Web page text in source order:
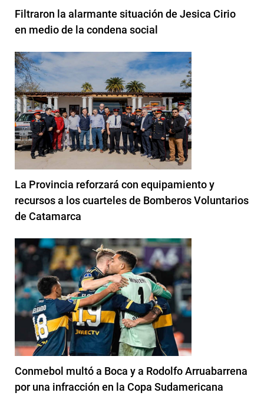
Filtraron la alarmante situación de Jesica Cirio
en medio de la condena social
La Provincia reforzará con equipamiento y
recursos a los cuarteles de Bomberos Voluntarios
de Catamarca
Conmebol multó a Boca y a Rodolfo Arruabarrena
por una infracción en la Copa Sudamericana